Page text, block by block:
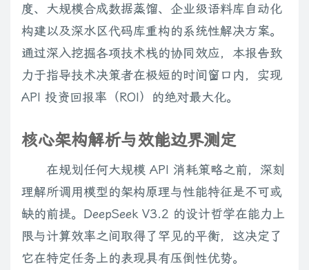
度、大规模合成数据蒸馏、企业级语料库自动化
构建以及深水区代码库重构的系统性解决方案。
通过深入挖掘各项技术栈的协同效应，本报告致
力于指导技术决策者在极短的时间窗口内，实现
API 投资回报率（ROI）的绝对最大化。
核心架构解析与效能边界测定
在规划任何大规模 API 消耗策略之前，深刻
理解所调用模型的架构原理与性能特征是不可或
缺的前提。DeepSeek V3.2 的设计哲学在能力上
限与计算效率之间取得了罕见的平衡，这决定了
它在特定任务上的表现具有压倒性优势。